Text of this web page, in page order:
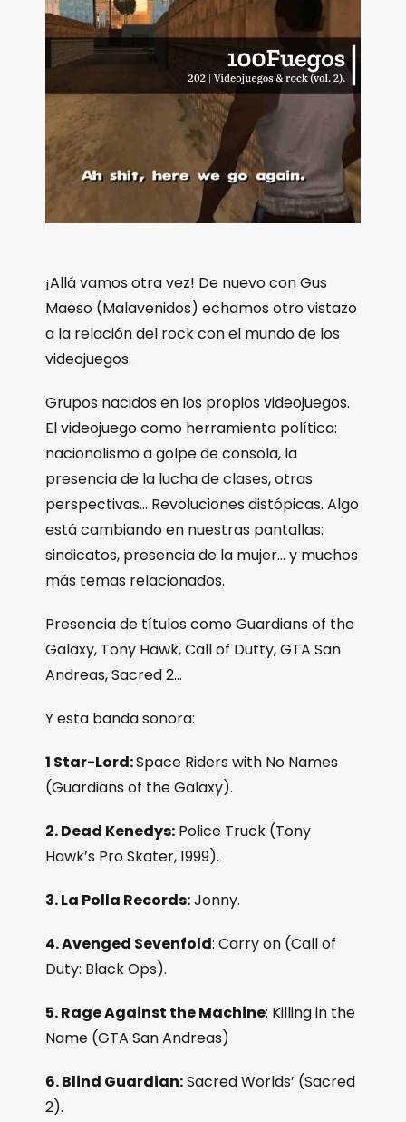
¡Allá vamos otra vez! De nuevo con Gus
Maeso (Malavenidos) echamos otro vistazo
a la relación del rock con el mundo de los
videojuegos.
Grupos nacidos en los propios videojuegos.
El videojuego como herramienta política:
nacionalismo a golpe de consola, la
presencia de la lucha de clases, otras
perspectivas… Revoluciones distópicas. Algo
está cambiando en nuestras pantallas:
sindicatos, presencia de la mujer… y muchos
más temas relacionados.
Presencia de títulos como Guardians of the
Galaxy, Tony Hawk, Call of Dutty, GTA San
Andreas, Sacred 2…
Y esta banda sonora:
1 Star-Lord:Space Riders with No Names
(Guardians of the Galaxy).
2. Dead Kenedys: Police Truck (Tony
Hawk’s Pro Skater, 1999).
3. La Polla Records:Jonny.
4. Avenged Sevenfold: Carry on (Call of
Duty: Black Ops).
5. Rage Against the Machine: Killing in the
Name (GTA San Andreas)
6. Blind Guardian:Sacred Worlds’ (Sacred
2).